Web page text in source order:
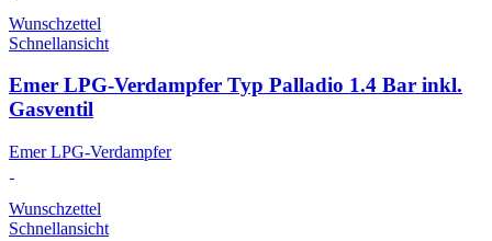
Wunschzettel
Schnellansicht
Emer LPG-Verdampfer Typ Palladio 1.4 Bar inkl.
Gasventil
Emer LPG-Verdampfer
Wunschzettel
Schnellansicht